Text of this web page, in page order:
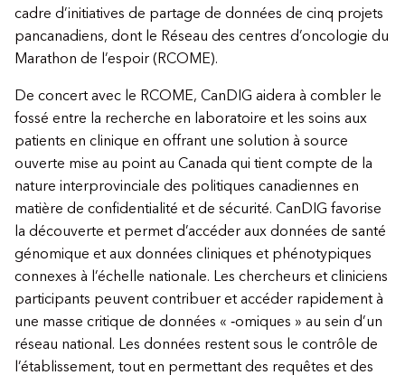
cadre d’initiatives de partage de données de cinq projets
pancanadiens, dont le Réseau des centres d’oncologie du
Marathon de l’espoir (RCOME).
De concert avec le RCOME, CanDIG aidera à combler le
fossé entre la recherche en laboratoire et les soins aux
patients en clinique en offrant une solution à source
ouverte mise au point au Canada qui tient compte de la
nature interprovinciale des politiques canadiennes en
matière de confidentialité et de sécurité. CanDIG favorise
la découverte et permet d’accéder aux données de santé
génomique et aux données cliniques et phénotypiques
connexes à l’échelle nationale. Les chercheurs et cliniciens
participants peuvent contribuer et accéder rapidement à
une masse critique de données « ‑omiques » au sein d’un
réseau national. Les données restent sous le contrôle de
l’établissement, tout en permettant des requêtes et des